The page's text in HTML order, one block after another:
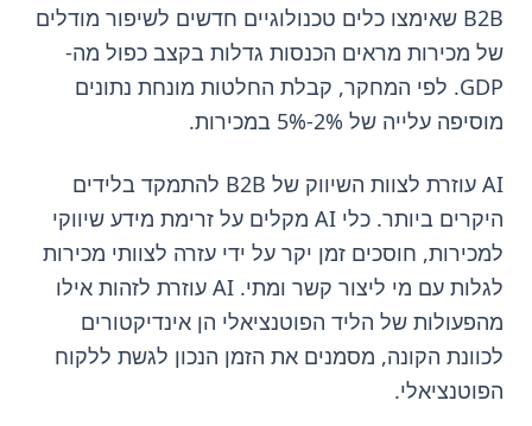
B2B שאימצו כלים טכנולוגיים חדשים לשיפור מודלים
של מכירות מראים הכנסות גדלות בקצב כפול מה-
GDP. לפי המחקר, קבלת החלטות מונחת נתונים
מוסיפה עלייה של 2%-5% במכירות.
AI עוזרת לצוות השיווק של B2B להתמקד בלידים
היקרים ביותר. כלי AI מקלים על זרימת מידע שיווקי
למכירות, חוסכים זמן יקר על ידי עזרה לצוותי מכירות
לגלות עם מי ליצור קשר ומתי. AI עוזרת לזהות אילו
מהפעולות של הליד הפוטנציאלי הן אינדיקטורים
לכוונת הקונה, מסמנים את הזמן הנכון לגשת ללקוח
הפוטנציאלי.